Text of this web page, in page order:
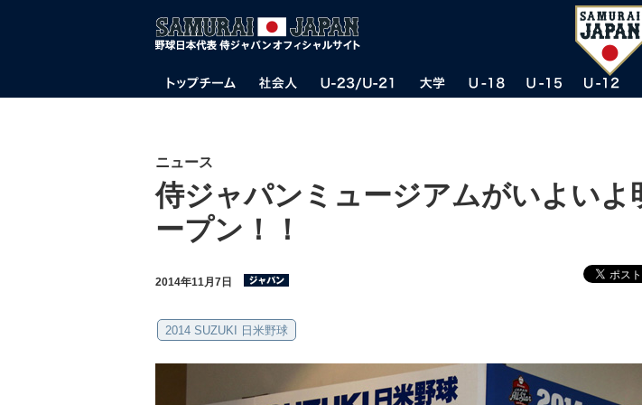
ニュース
侍ジャパンミュージアムがいよいよ
ープン！！
2014年11月7日
2014 SUZUKI 日米野球